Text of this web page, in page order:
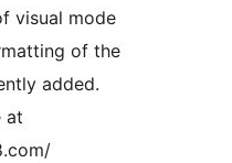
visual mode
of the
added.
at